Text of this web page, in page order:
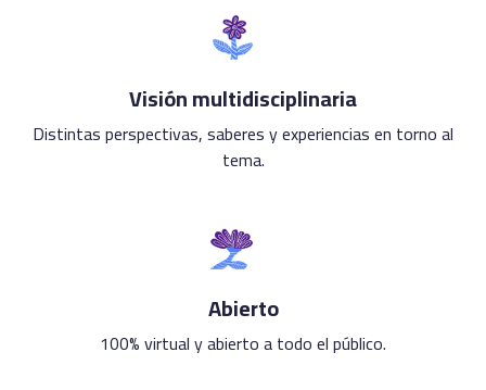
Visión multidisciplinaria
Distintas perspectivas, saberes y experiencias en torno al
tema.
Abierto
100% virtual y abierto a todo el público.